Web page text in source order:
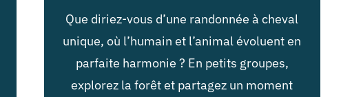
Que diriez-vous d’une randonnée à cheval
unique, où l’humain et l’animal évoluent en
parfaite harmonie ? En petits groupes,
explorez la forêt et partagez un moment